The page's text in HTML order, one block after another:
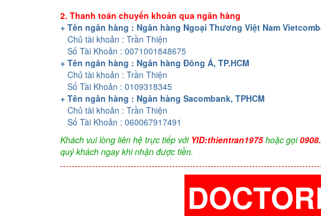
2. Thanh toán chuyển khoản qua ngân hàng
+ Tên ngân hàng : Ngân hàng Ngoại Thương Việt Nam
Chủ tài khoản : Trần Thiện
Số Tài Khoản : 0071001848675
+ Tên ngân hàng : Ngân hàng Đông Á, TP.HCM
Chủ tài khoản : Trần Thiện
Số Tài Khoản : 0109318345
+ Tên ngân hàng : Ngân hàng Sacombank, TPHCM
Chủ tài khoản : Trần Thiện
Số Tài Khoản : 060067917491
Khách vui lòng liên hệ trực tiếp với YID:thientran1975hoặc gọi
quý khách ngay khi nhận được tiền.